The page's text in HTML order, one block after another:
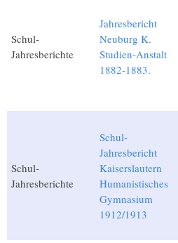
Schul-
Jahresberichte
Jahresbericht
Neuburg K.
Studien-Anstalt
1882-1883.
Schul-
Jahresberichte
Schul-
Jahresbericht
Kaiserslautern
Humanistisches
Gymnasium
1912/1913